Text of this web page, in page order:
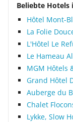
Beliebte Hotels
Hôtel Mont-
La Folie
L'Hôtel Le
Le Hameau
MGM Hôtels
Grand Hôtel
Auberge du
Chalet
Lykke, Slow